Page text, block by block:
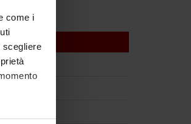
come i
scegliere